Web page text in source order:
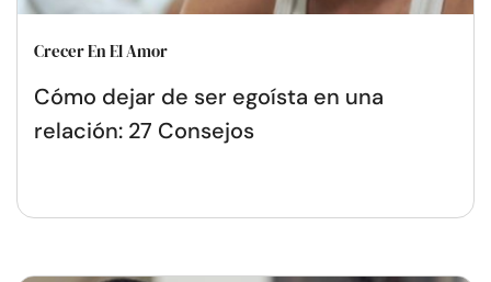
Crecer En El Amor
Cómo dejar de ser egoísta en una
relación: 27 Consejos